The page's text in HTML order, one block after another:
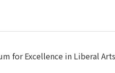
for Excellence in Liberal